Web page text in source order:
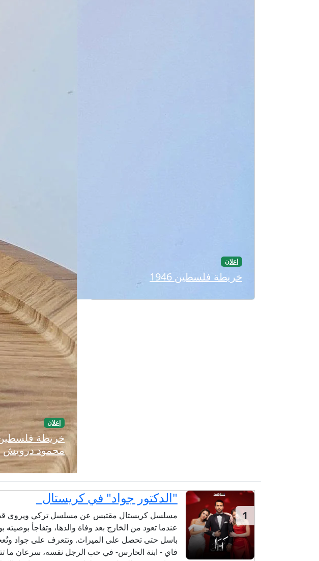
إعلان
خريطة فلسطين 1946
إعلان
خريطة
محمود درويش
1
"الدكتور جواد" في كريستال
مسلسل كريستال مقتبس عن مسلسل تركي ويروي
عندما تعود من الخارج بعد وفاة والدها، وتفاجأ
باسل حتى تحصل على الميراث. وتتعرف على جواد
فاي - ابنة الحارس- في حب الرجل نفسه، سرعان ما